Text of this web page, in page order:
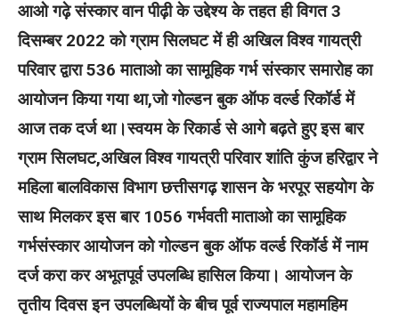
आओ गढ़े संस्कार वान पीढ़ी के उद्देश्य के तहत ही विगत 3
दिसम्बर 2022 को ग्राम सिलघट में ही अखिल विश्व गायत्री
परिवार द्वारा 536 माताओ का सामूहिक गर्भ संस्कार समारोह का
आयोजन किया गया था,जो गोल्डन बुक ऑफ वर्ल्ड रिकॉर्ड में
आज तक दर्ज था।स्वयम के रिकार्ड से आगे बढ़ते हुए इस बार
ग्राम सिलघट,अखिल विश्व गायत्री परिवार शांति कुंज हरिद्वार ने
महिला बालविकास विभाग छत्तीसगढ़ शासन के भरपूर सहयोग के
साथ मिलकर इस बार 1056 गर्भवती माताओ का सामूहिक
गर्भसंस्कार आयोजन को गोल्डन बुक ऑफ वर्ल्ड रिकॉर्ड में नाम
दर्ज करा कर अभूतपूर्व उपलब्धि हासिल किया। आयोजन के
तृतीय दिवस इन उपलब्धियों के बीच पूर्व राज्यपाल महामहिम